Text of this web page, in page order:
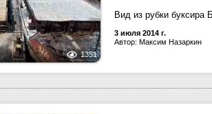
1351
Вид из рубки буксира
3 июля 2014 г.
Автор: Максим Назаркин